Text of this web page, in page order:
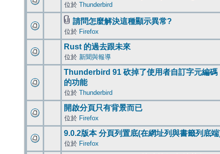
位於 Thunderbird
請問怎麼解決這種顯示異常?
位於 Firefox
Rust 的過去跟未來
位於 新聞與報導
Thunderbird 91 砍掉了使用者自訂字元編碼
的功能
位於 Thunderbird
開啟分頁只有背景而已
位於 Firefox
9.0.2版本 分頁列置底(在網址列與書籤列底
位於 Firefox